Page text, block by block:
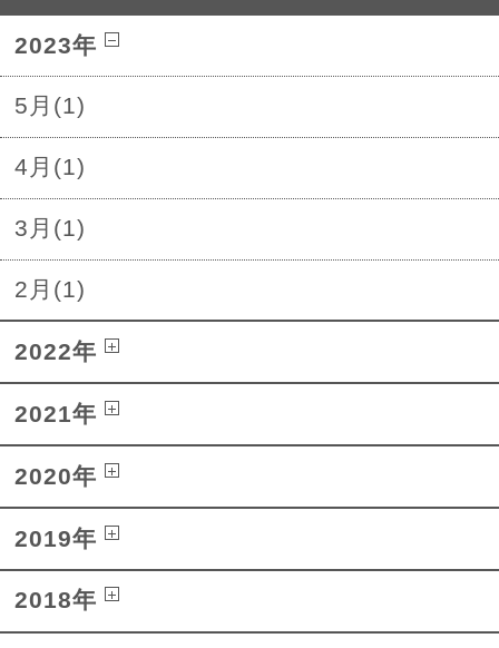
2023年
5月(1)
4月(1)
3月(1)
2月(1)
2022年
2021年
2020年
2019年
2018年